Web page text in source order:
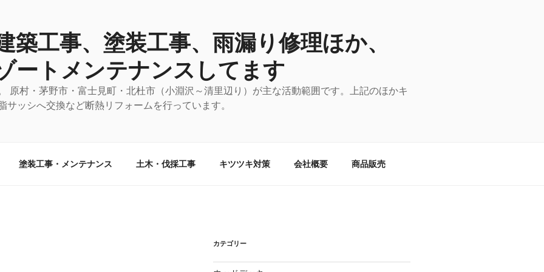
築工事、塗装工事、雨漏り修理ほか、
ートメンテナンスしてます
原村・茅野市・富士見町・北杜市（小淵沢～清里辺り）が主な活動範囲です。上記のほかキ
サッシへ交換など断熱リフォームを行っています。
塗装工事・メンテナンス 土木・伐採工事 キツツキ対策 会社概要 商品販売
カテゴリー